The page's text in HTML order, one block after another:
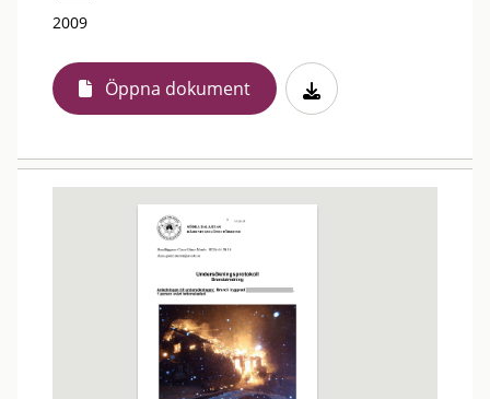
2009
Öppna dokument